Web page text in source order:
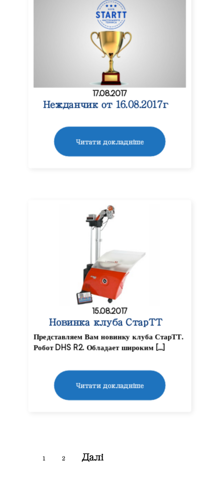
17.08.2017
Нежданчик от 16.08.2017г
Читати докладніше
15.08.2017
Новинка клуба СтарТТ
Представляем Вам новинку клуба СтарТТ.
Робот DHS R2. Обладает широким […]
Читати докладніше
1 2 Далі